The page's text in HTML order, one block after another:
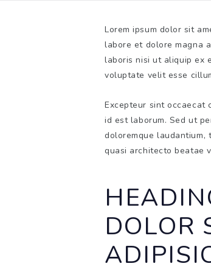
Lorem ipsum dolor sit
labore et dolore magna
laboris nisi ut aliquip ex
voluptate velit esse
Excepteur sint occaecat
id est laborum. Sed ut
doloremque
quasi architecto beatae
DOLOR